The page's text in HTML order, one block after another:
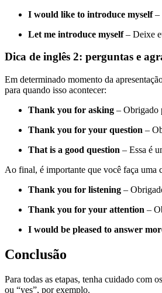
I would like to introduce myself–
Let me introduce myself– Deixe
Dica de inglês 2: perguntas e
Em determinado momento da
para quando isso acontecer:
Thank you for asking – Obrigado
Thank you for your question –
That is a good question – Essa é
Ao final, é importante que você faça uma
Thank you for listening –
Thank you for your attention –
I would be pleased to answer
Conclusão
Para todas as etapas, tenha cuidado com
ou “yes”, por exemplo.